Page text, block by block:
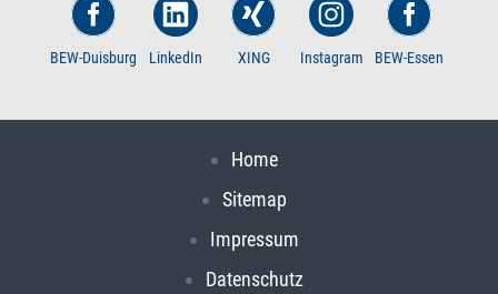
BEW-Duisburg LinkedIn XING Instagram BEW-Essen
Home
Sitemap
Impressum
Datenschutz